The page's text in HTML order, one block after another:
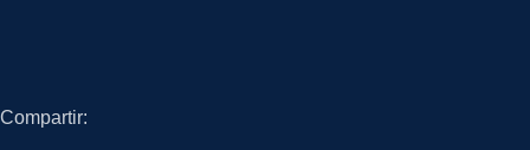
Compartir: